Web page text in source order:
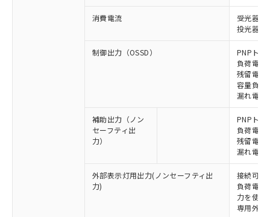
消費電流
受光器:
投光器:
制御出力（OSSD）
PNPトラ
負荷電流
残留電圧
容量負荷
漏れ電流
補助出力（ノン
セーフティ出
力）
PNPトラ
負荷電流
残留電圧
漏れ電流
外部表示灯用出力(ノンセーフティ出
力)
接続可能
負荷電流
力を使用
専用外部